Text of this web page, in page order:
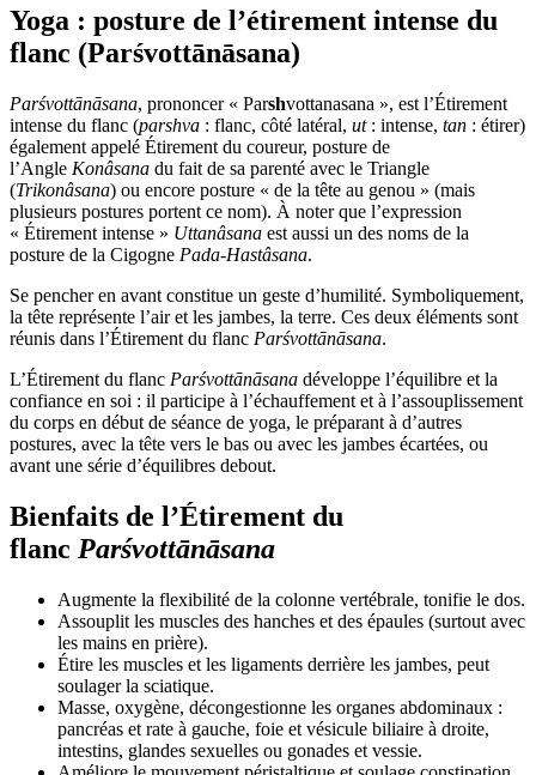
Yoga : posture de l’étirement intense du
flanc (Parśvottānāsana)
Parśvottānāsana, prononcer « Parshvottanasana », est l’Étirement
intense du flanc (parshva : flanc, côté latéral, ut: intense, tan : étirer)
également appelé Étirement du coureur, posture de
l’Angle Konâsana du fait de sa parenté avec le Triangle
(Trikonâsana) ou encore posture « de la tête au genou » (mais
plusieurs postures portent ce nom). À noter que l’expression
« Étirement intense » Uttanâsana est aussi un des noms de la
posture de la Cigogne Pada-Hastâsana.
Se pencher en avant constitue un geste d’humilité. Symboliquement,
la tête représente l’air et les jambes, la terre. Ces deux éléments sont
réunis dans l’Étirement du flanc Parśvottānāsana.
L’Étirement du flanc Parśvottānāsana développe l’équilibre et la
confiance en soi : il participe à l’échauffement et à l’assouplissement
du corps en début de séance de yoga, le préparant à d’autres
postures, avec la tête vers le bas ou avec les jambes écartées, ou
avant une série d’équilibres debout.
Bienfaits de l’Étirement du
flanc Parśvottānāsana
Augmente la flexibilité de la colonne vertébrale, tonifie le dos.
Assouplit les muscles des hanches et des épaules (surtout avec
les mains en prière).
Étire les muscles et les ligaments derrière les jambes, peut
soulager la sciatique.
Masse, oxygène, décongestionne les organes abdominaux :
pancréas et rate à gauche, foie et vésicule biliaire à droite,
intestins, glandes sexuelles ou gonades et vessie.